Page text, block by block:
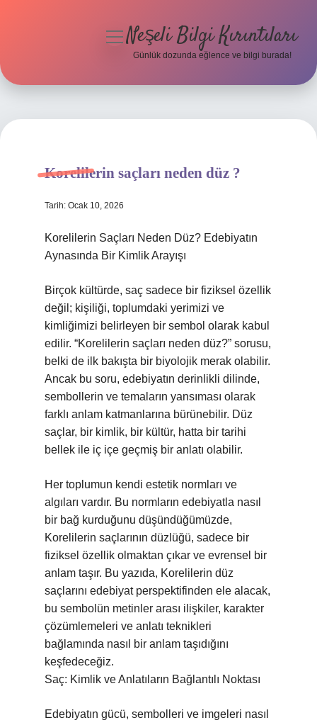
Hakkımızda
menüyüNeşeli Bilgi Kırıntıları
Günlük dozunda eğlence ve bilgi burada!
Korelilerin saçları neden düz ?
Tarih: Ocak 10, 2026
Korelilerin Saçları Neden Düz? Edebiyatın
Aynasında Bir Kimlik Arayışı
Birçok kültürde, saç sadece bir fiziksel özellik
değil; kişiliği, toplumdaki yerimizi ve
kimliğimizi belirleyen bir sembol olarak kabul
edilir. “Korelilerin saçları neden düz?” sorusu,
belki de ilk bakışta bir biyolojik merak olabilir.
Ancak bu soru, edebiyatın derinlikli dilinde,
sembollerin ve temaların yansıması olarak
farklı anlam katmanlarına bürünebilir. Düz
saçlar, bir kimlik, bir kültür, hatta bir tarihi
bellek ile iç içe geçmiş bir anlatı olabilir.
Her toplumun kendi estetik normları ve
algıları vardır. Bu normların edebiyatla nasıl
bir bağ kurduğunu düşündüğümüzde,
Korelilerin saçlarının düzlüğü, sadece bir
fiziksel özellik olmaktan çıkar ve evrensel bir
anlam taşır. Bu yazıda, Korelilerin düz
saçlarını edebiyat perspektifinden ele alacak,
bu sembolün metinler arası ilişkiler, karakter
çözümlemeleri ve anlatı teknikleri
bağlamında nasıl bir anlam taşıdığını
keşfedeceğiz.
Saç: Kimlik ve Anlatıların Bağlantılı Noktası
Edebiyatın gücü, sembolleri ve imgeleri nasıl